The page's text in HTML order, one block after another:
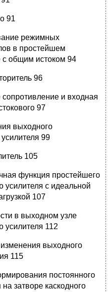
91
режимных
в простейшем
с общим истоком 94
96
и входная
97
выходного
99
105
функция простейшего
усилителя с идеальной
107
в выходном узле
усилителя 112
выходного
115
постоянного
затворе каскодного